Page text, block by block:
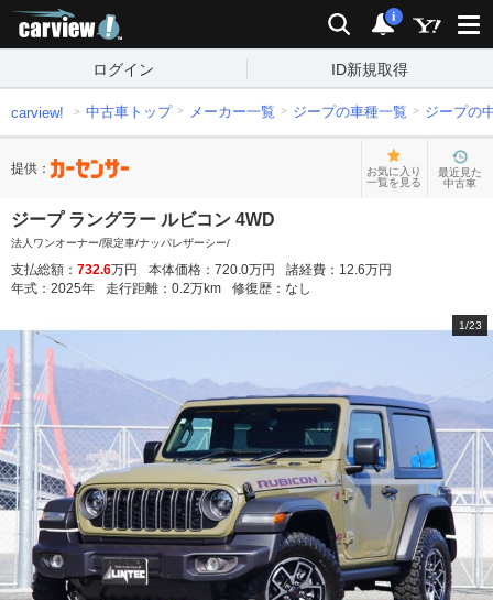
検索 通知
i
ログイン ID新規取得
carview! 中古車トップ メーカー一覧 ジープの車種一覧 ジープの
提供：
お気に入り
一覧を見る
最近見た
中古車
ジープ ラングラー ルビコン 4WD
法人ワンオーナー/限定車/ナッパレザーシー/
支払総額： 732.6万円 本体価格： 720.0万円 諸経費： 12.6万円
年式： 2025年 走行距離： 0.2万km 修復歴： なし
1/23